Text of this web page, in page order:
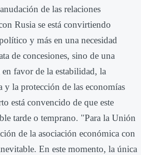
de las relaciones
Rusia se está convirtiendo
y más en una necesidad
de concesiones, sino de una
favor de la estabilidad, la
y la protección de las economías
está convencido de que este
tarde o temprano. "Para la Unión
de la asociación económica con
En este momento, la única